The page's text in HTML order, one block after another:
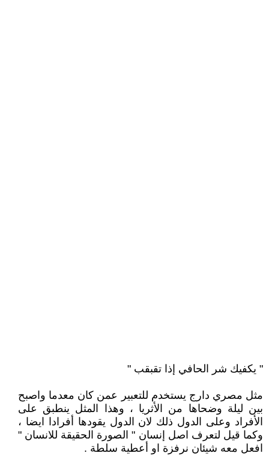
" يكفيك شر الحافي إذا تقبقب "
مثل مصري دارج يستخدم للتعبير عمن كان معدما واصبح
بين ليلة وضحاها من الأثريا ، وهذا المثل ينطبق على
الأفراد وعلى الدول ذلك لان الدول يقودها أفرادا ايضا ،
وكما قيل لتعرف اصل إنسان " الصورة الحقيقة للانسان "
افعل معه شيئان نرفزة او أعطية سلطة .